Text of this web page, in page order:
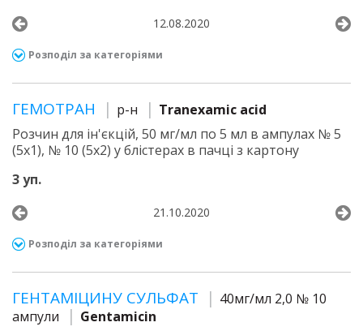
12.08.2020
Розподіл за категоріями
ГЕМОТРАН р-н
Tranexamic acid
Розчин для ін'єкцій, 50 мг/мл по 5 мл в ампулах № 5
(5х1), № 10 (5х2) у блістерах в пачці з картону
3 уп.
21.10.2020
Розподіл за категоріями
ГЕНТАМІЦИНУ СУЛЬФАТ
40мг/мл 2,0 № 10
ампули
Gentamicin